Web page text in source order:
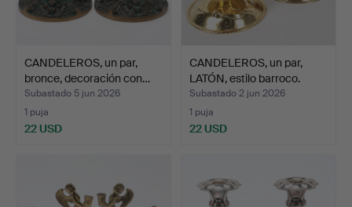
CANDELEROS, un par,
bronce, decoración con…
Subastado 5 jun 2026
1 puja
22 USD
CANDELEROS, un par,
LATÓN, estilo barroco.
Subastado 2 jun 2026
1 puja
22 USD